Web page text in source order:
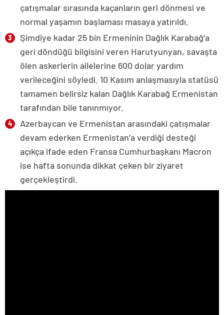
çatışmalar sırasında kaçanların geri dönmesi ve
normal yaşamın başlaması masaya yatırıldı.
Şimdiye kadar 25 bin Ermeninin Dağlık Karabağ’a
geri döndüğü bilgisini veren Harutyunyan, savaşta
ölen askerlerin ailelerine 600 dolar yardım
verileceğini söyledi. 10 Kasım anlaşmasıyla statüsü
tamamen belirsiz kalan Dağlık Karabağ Ermenistan
tarafından bile tanınmıyor.
Azerbaycan ve Ermenistan arasındaki çatışmalar
devam ederken Ermenistan’a verdiği desteği
açıkça ifade eden Fransa Cumhurbaşkanı Macron
ise hafta sonunda dikkat çeken bir ziyaret
gerçekleştirdi.